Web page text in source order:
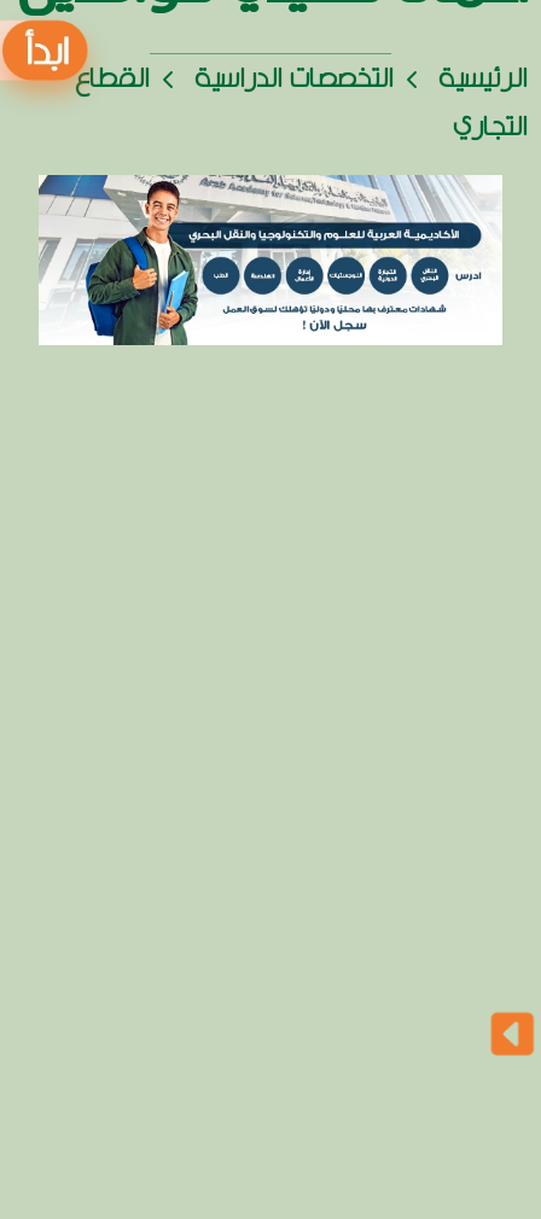
الرئيسية التخصصات الدراسية
القطاع
التجاري